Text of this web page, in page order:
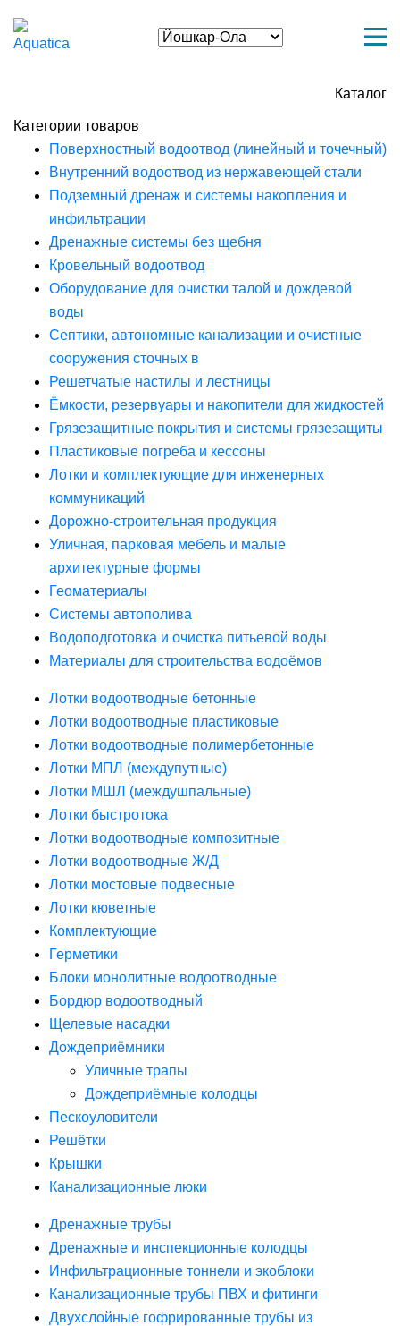
Каталог
Категории товаров
Поверхностный водоотвод (линейный и точечный)
Внутренний водоотвод из нержавеющей стали
Подземный дренаж и системы накопления и
инфильтрации
Дренажные системы без щебня
Кровельный водоотвод
Оборудование для очистки талой и дождевой
воды
Септики, автономные канализации и очистные
сооружения сточных в
Решетчатые настилы и лестницы
Ёмкости, резервуары и накопители для жидкостей
Грязезащитные покрытия и системы грязезащиты
Пластиковые погреба и кессоны
Лотки и комплектующие для инженерных
коммуникаций
Дорожно-строительная продукция
Уличная, парковая мебель и малые
архитектурные формы
Геоматериалы
Системы автополива
Водоподготовка и очистка питьевой воды
Материалы для строительства водоёмов
Лотки водоотводные бетонные
Лотки водоотводные пластиковые
Лотки водоотводные полимербетонные
Лотки МПЛ (междупутные)
Лотки МШЛ (междушпальные)
Лотки быстротока
Лотки водоотводные композитные
Лотки водоотводные Ж/Д
Лотки мостовые подвесные
Лотки кюветные
Комплектующие
Герметики
Блоки монолитные водоотводные
Бордюр водоотводный
Щелевые насадки
Дождеприёмники
Уличные трапы
Дождеприёмные колодцы
Пескоуловители
Решётки
Крышки
Канализационные люки
Дренажные трубы
Дренажные и инспекционные колодцы
Инфильтрационные тоннели и экоблоки
Канализационные трубы ПВХ и фитинги
Двухслойные гофрированные трубы из